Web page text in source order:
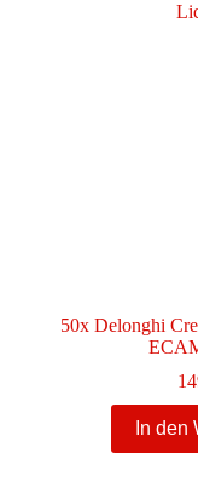
50x Delonghi
In den